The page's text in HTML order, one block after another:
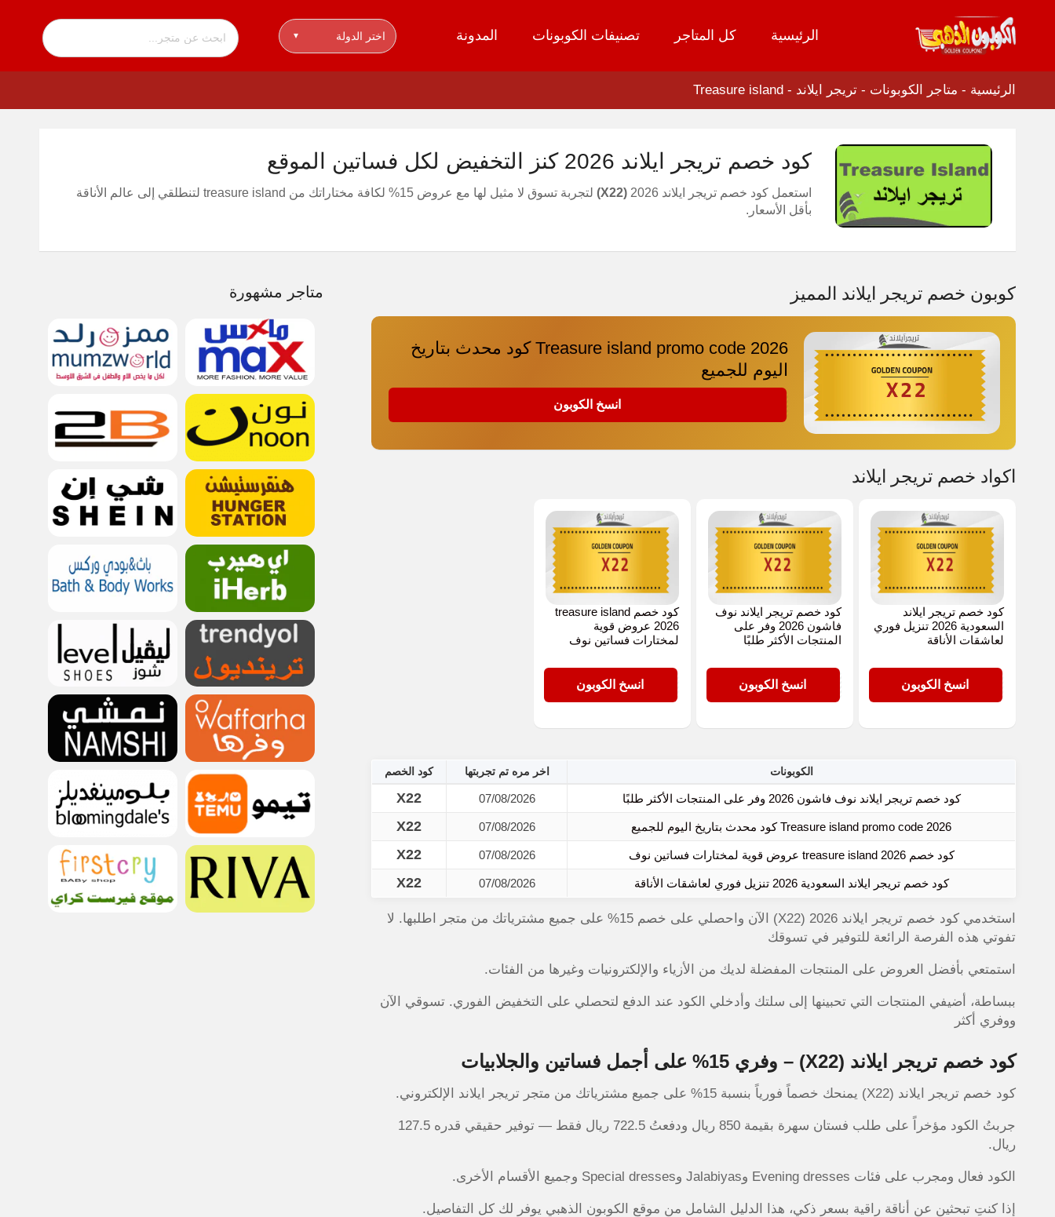
تخطي
المحتوى
الرئيسية كل المتاجر تصنيفات الكوبونات المدونة اختر الدولة ▾
الرئيسية - متاجر الكوبونات - تريجر ايلاند - Treasure island
كود خصم تريجر ايلاند 2026 كنز التخفيض لكل فساتين الموقع
استعمل كود خصم تريجر ايلاند 2026 (X22)
لتجربة تسوق لا مثيل لها مع عروض 15% لكافة مختاراتك من treasure island لتنطلقي إلى عالم الأناقة
بأقل الأسعار.
كوبون خصم تريجر ايلاند المميز
Treasure island promo code 2026 كود محدث بتاريخ
اليوم للجميع
انسخ الكوبون
اكواد خصم تريجر ايلاند
كود خصم تريجر ايلاند
السعودية 2026 تنزيل فوري
لعاشقات الأناقة
انسخ الكوبون
كود خصم تريجر ايلاند نوف
فاشون 2026 وفر على
المنتجات الأكثر طلبًا
انسخ الكوبون
كود خصم treasure island
2026 عروض قوية
لمختارات فساتين نوف
انسخ الكوبون
الكوبونات اخر مره تم تجربتها كود الخصم
كود خصم تريجر ايلاند نوف فاشون 2026 وفر على المنتجات الأكثر طلبًا 07/08/2026
X22
Treasure island promo code 2026 كود محدث بتاريخ اليوم للجميع 07/08/2026
X22
كود خصم treasure island 2026 عروض قوية لمختارات فساتين نوف 07/08/2026
X22
كود خصم تريجر ايلاند السعودية 2026 تنزيل فوري لعاشقات الأناقة 07/08/2026
X22
استخدمي كود خصم تريجر ايلاند 2026 (X22) الآن واحصلي على خصم 15% على جميع مشترياتك من متجر اطلبها. لا
تفوتي هذه الفرصة الرائعة للتوفير في تسوقك
استمتعي بأفضل العروض على المنتجات المفضلة لديك من الأزياء والإلكترونيات وغيرها من الفئات.
ببساطة، أضيفي المنتجات التي تحبينها إلى سلتك وأدخلي الكود عند الدفع لتحصلي على التخفيض الفوري. تسوقي الآن
ووفري أكثر
كود خصم تريجر ايلاند (X22) – وفري 15% على أجمل فساتين والجلابيات
كود خصم تريجر ايلاند (X22) يمنحك خصماً فورياً بنسبة 15% على جميع مشترياتك من متجر تريجر ايلاند الإلكتروني.
جربتُ الكود مؤخراً على طلب فستان سهرة بقيمة 850 ريال ودفعتُ 722.5 ريال فقط — توفير حقيقي قدره 127.5
ريال.
الكود فعال ومجرب على فئات Evening dresses وJalabiyas وSpecial dresses وجميع الأقسام الأخرى.
إذا كنتِ تبحثين عن أناقة راقية بسعر ذكي، هذا الدليل الشامل من موقع الكوبون الذهبي يوفر لك كل التفاصيل.
متاجر مشهورة